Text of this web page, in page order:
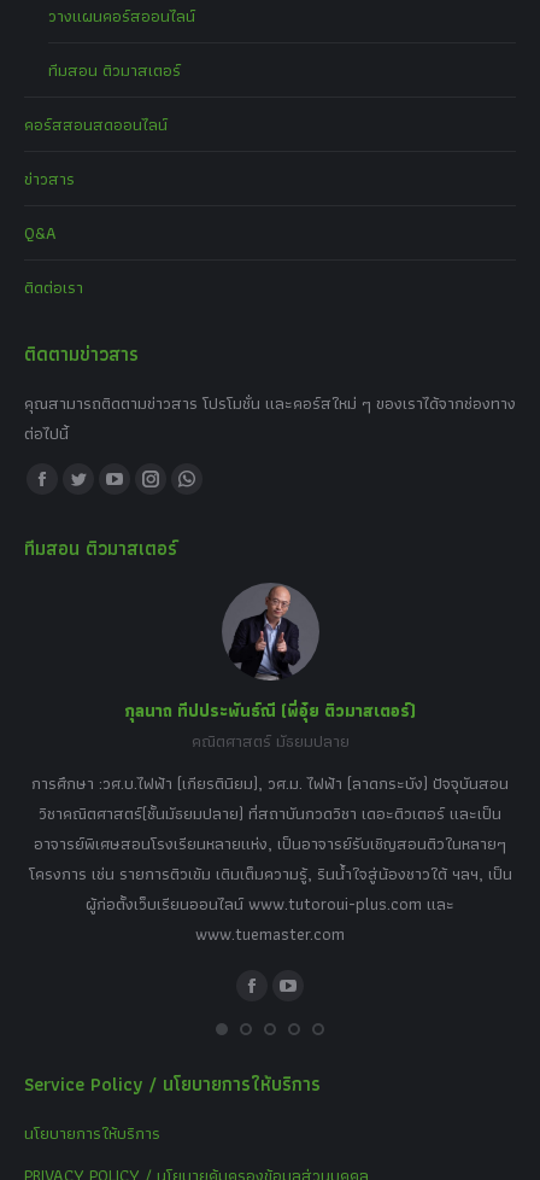
วางแผนคอร์สออนไลน์
ทีมสอน ติวมาสเตอร์
คอร์สสอนสดออนไลน์
ข่าวสาร
Q&A
ติดต่อเรา
ติดตามข่าวสาร
คุณสามารถติดตามข่าวสาร โปรโมชั่น และคอร์สใหม่ ๆ ของเราได้จากช่องทาง
ต่อไปนี้
Find us on:
Facebook
opens
Twitter
opens
YouTube
opens
Instagram
opens
Whatsapp
window
ทีมสอน ติวมาสเตอร์
กุลนาถ ทีปประพันธ์ณี (พี่อุ๋ย ติวมาสเตอร์)
คณิตศาสตร์ มัธยมปลาย
การศึกษา :วศ.บ.ไฟฟ้า (เกียรตินิยม), วศ.ม. ไฟฟ้า (ลาดกระบัง) ปัจจุบันสอน
วิชาคณิตศาสตร์(ชั้นมัธยมปลาย) ที่สถาบันกวดวิชา เดอะติวเตอร์ และเป็น
อาจารย์พิเศษสอนโรงเรียนหลายแห่ง, เป็นอาจารย์รับเชิญสอนติวในหลายๆ
โครงการ เช่น รายการติวเข้ม เติมเต็มความรู้, รินน้ำใจสู่น้องชาวใต้ ฯลฯ, เป็น
ผู้ก่อตั้งเว็บเรียนออนไลน์ www.tutoroui-plus.com และ
www.tuemaster.com
FacebookYouTube
Service Policy / นโยบายการให้บริการ
นโยบายการให้บริการ